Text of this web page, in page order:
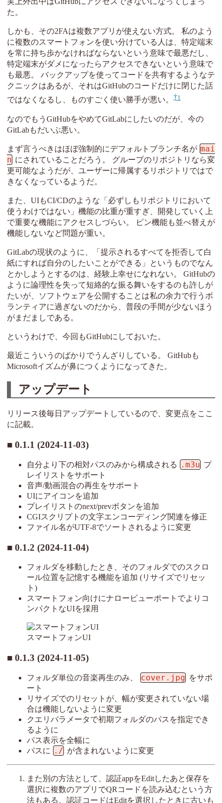
た。
しかも、その2FAは複数アプリが使えない方式。 私のよう
に複数のスマートフォンを使い分けている人は、特定端末
を常に持ち歩かなければならないという意味で最悪だし、
特定端末がダメになったらアクセスできないという意味で
も最悪。 バックアップを使ってコードを共有するようなテ
クニックはあるが、それはGitHubのコードだけに閉じた話
ではなくなるし、ものすごく使い勝手が悪い。 1
なのでもうGitHubをやめてGitLabにしたいのだが、今の
GitLabもだいぶ悪い。
まず言うべきはほぼ強制的にデフォルトブランチ名が mai
n にされていることだろう。 グループのリポジトリなら変
更可能なようだが、ユーザーに帰属するリポジトリではで
きなくなっているようだ。
また、UIもCI/CDのような「必ずしもリポジトリにおいて
使うわけではない」機能の比重が重すぎ、開発していく上
で重要な機能にアクセスしづらい。 ピン機能も並べ替えが
機能しないなど問題が重い。
GitLabの現状のように、「提示されるすべてを拒否して白
紙にすれば自分のしたいことができる」というものでなん
とかしようとするのは、経験上幸せになれない。 GitHubの
ように論理性を失って短絡的な振る舞いをするのも許しが
たいが、ソフトウェアを公開することは私の余力で行うボ
ランティアに過ぎないのだから、普段の手間が少ないほう
がまだましである。
というわけで、今回もGitHubにしておいた。
最近こういうのばかりでうんざりしている。 GitHubも
Microsoftイズムが鼻につくようになってきた。
アップデート
リリース後毎日アップデートしているので、変更点をここ
に記載。
0.1.1 (2024-11-03)
自分より下の相対パスのみから構成される .m3u プ
レイリストをサポート
音声/動画混合の再生をサポート
UIにアイコンを追加
プレイリストのnext/prevボタンを追加
CGIスクリプトの文字エンコーディング関連を修正
ファイル名がUTF-8でソートされるように変更
0.1.2 (2024-11-04)
フォルダを移動したとき、そのフォルダでのスクロ
ール位置を記憶する機能を追加 (リサイズでリセッ
ト)
スマートフォン向けにナロービューポートでよりコ
ンパクトなUIを採用
スマートフォンUI
0.1.3 (2024-11-05)
フォルダ単位の音楽再生のみ、 cover.jpg をサポ
ート
リサイズでのリセットが、幅が変更されていない場
合は機能しないように変更
クエリパラメータで初期フォルダのパスを指定でき
るように
パス表示を全幅に
パスに ./ が含まれないように変更
また別の方法として、認証appをEditしたあと保存を
選択に複数のアプリでQRコードを読み込むという方
法もある。認証コードはEditを選択したときに古いも